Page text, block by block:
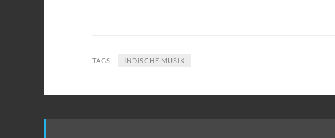
TAGS: INDISCHE MUSIK